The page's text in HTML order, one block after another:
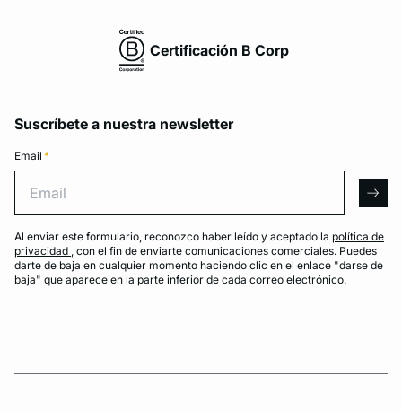
Certificación B Corp
Suscríbete a nuestra newsletter
Email *
Al enviar este formulario, reconozco haber leído y aceptado la política de
privacidad , con el fin de enviarte comunicaciones comerciales. Puedes
darte de baja en cualquier momento haciendo clic en el enlace "darse de
baja" que aparece en la parte inferior de cada correo electrónico.